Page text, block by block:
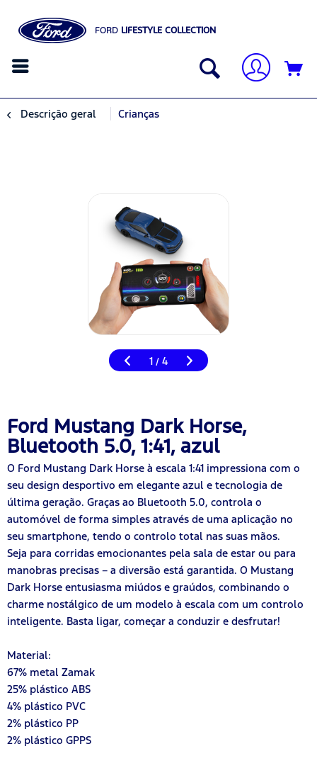
FORD LIFESTYLE COLLECTION
Descrição geral Crianças
1 / 4
Ford Mustang Dark Horse,
Bluetooth 5.0, 1:41, azul
O Ford Mustang Dark Horse à escala 1:41 impressiona com o
seu design desportivo em elegante azul e tecnologia de
última geração. Graças ao Bluetooth 5.0, controla o
automóvel de forma simples através de uma aplicação no
seu smartphone, tendo o controlo total nas suas mãos.
Seja para corridas emocionantes pela sala de estar ou para
manobras precisas – a diversão está garantida. O Mustang
Dark Horse entusiasma miúdos e graúdos, combinando o
charme nostálgico de um modelo à escala com um controlo
inteligente. Basta ligar, começar a conduzir e desfrutar!
Material:
67% metal Zamak
25% plástico ABS
4% plástico PVC
2% plástico PP
2% plástico GPPS